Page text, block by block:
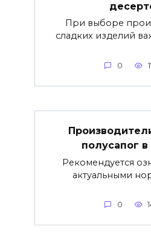
При выборе
сладких изделий
0
полусапог в
Рекомендуется
актуальными
0